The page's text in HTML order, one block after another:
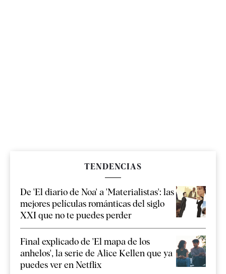
TENDENCIAS
De 'El diario de Noa' a 'Materialistas': las
mejores películas románticas del siglo
XXI que no te puedes perder
Final explicado de 'El mapa de los
anhelos', la serie de Alice Kellen que ya
puedes ver en Netflix